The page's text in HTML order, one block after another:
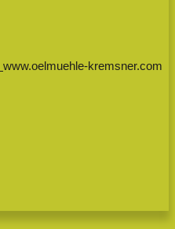
www.oelmuehle-kremsner.com